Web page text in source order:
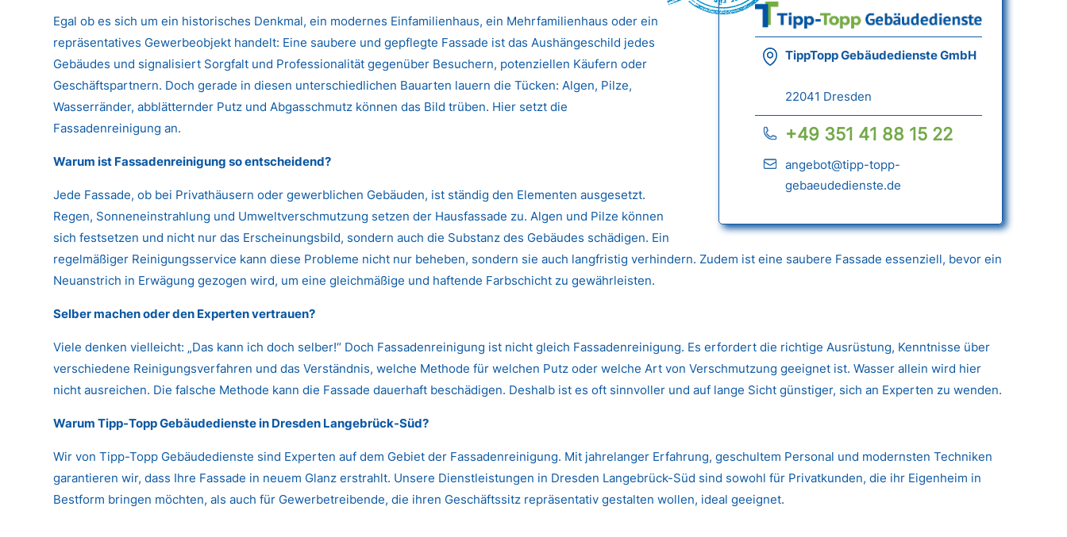
TippTopp Gebäudedienste GmbH
22041 Dresden
+49 351 41 88 15 22
angebot@tipp-topp-
gebaeudedienste.de
Egal ob es sich um ein historisches Denkmal, ein modernes Einfamilienhaus, ein Mehrfamilienhaus oder ein
repräsentatives Gewerbeobjekt handelt: Eine saubere und gepflegte Fassade ist das Aushängeschild jedes
Gebäudes und signalisiert Sorgfalt und Professionalität gegenüber Besuchern, potenziellen Käufern oder
Geschäftspartnern. Doch gerade in diesen unterschiedlichen Bauarten lauern die Tücken: Algen, Pilze,
Wasserränder, abblätternder Putz und Abgasschmutz können das Bild trüben. Hier setzt die
Fassadenreinigung an.
Warum ist Fassadenreinigung so entscheidend?
Jede Fassade, ob bei Privathäusern oder gewerblichen Gebäuden, ist ständig den Elementen ausgesetzt.
Regen, Sonneneinstrahlung und Umweltverschmutzung setzen der Hausfassade zu. Algen und Pilze können
sich festsetzen und nicht nur das Erscheinungsbild, sondern auch die Substanz des Gebäudes schädigen. Ein
regelmäßiger Reinigungsservice kann diese Probleme nicht nur beheben, sondern sie auch langfristig verhindern. Zudem ist eine saubere Fassade essenziell, bevor ein
Neuanstrich in Erwägung gezogen wird, um eine gleichmäßige und haftende Farbschicht zu gewährleisten.
Selber machen oder den Experten vertrauen?
Viele denken vielleicht: „Das kann ich doch selber!“ Doch Fassadenreinigung ist nicht gleich Fassadenreinigung. Es erfordert die richtige Ausrüstung, Kenntnisse über
verschiedene Reinigungsverfahren und das Verständnis, welche Methode für welchen Putz oder welche Art von Verschmutzung geeignet ist. Wasser allein wird hier
nicht ausreichen. Die falsche Methode kann die Fassade dauerhaft beschädigen. Deshalb ist es oft sinnvoller und auf lange Sicht günstiger, sich an Experten zu wenden.
Warum Tipp-Topp Gebäudedienste in Dresden Langebrück-Süd?
Wir von Tipp-Topp Gebäudedienste sind Experten auf dem Gebiet der Fassadenreinigung. Mit jahrelanger Erfahrung, geschultem Personal und modernsten Techniken
garantieren wir, dass Ihre Fassade in neuem Glanz erstrahlt. Unsere Dienstleistungen in Dresden Langebrück-Süd sind sowohl für Privatkunden, die ihr Eigenheim in
Bestform bringen möchten, als auch für Gewerbetreibende, die ihren Geschäftssitz repräsentativ gestalten wollen, ideal geeignet.